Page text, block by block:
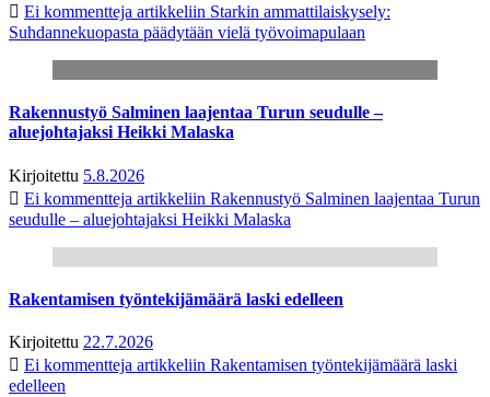
Ei kommentteja artikkeliin Starkin ammattilaiskysely:
Suhdannekuopasta päädytään vielä työvoimapulaan
Rakennustyö Salminen laajentaa Turun seudulle –
aluejohtajaksi Heikki Malaska
Kirjoitettu 5.8.2026
Ei kommentteja artikkeliin Rakennustyö Salminen laajentaa Turun
seudulle – aluejohtajaksi Heikki Malaska
Rakentamisen työntekijämäärä laski edelleen
Kirjoitettu 22.7.2026
Ei kommentteja artikkeliin Rakentamisen työntekijämäärä laski
edelleen